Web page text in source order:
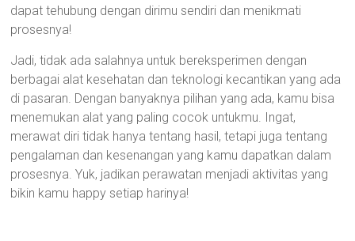
dapat tehubung dengan dirimu sendiri dan menikmati
prosesnya!
Jadi, tidak ada salahnya untuk bereksperimen dengan
berbagai alat kesehatan dan teknologi kecantikan yang ada
di pasaran. Dengan banyaknya pilihan yang ada, kamu bisa
menemukan alat yang paling cocok untukmu. Ingat,
merawat diri tidak hanya tentang hasil, tetapi juga tentang
pengalaman dan kesenangan yang kamu dapatkan dalam
prosesnya. Yuk, jadikan perawatan menjadi aktivitas yang
bikin kamu happy setiap harinya!